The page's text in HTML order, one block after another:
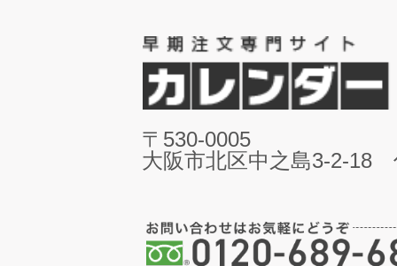
〒530-0005
大阪市北区中之島3-2-18